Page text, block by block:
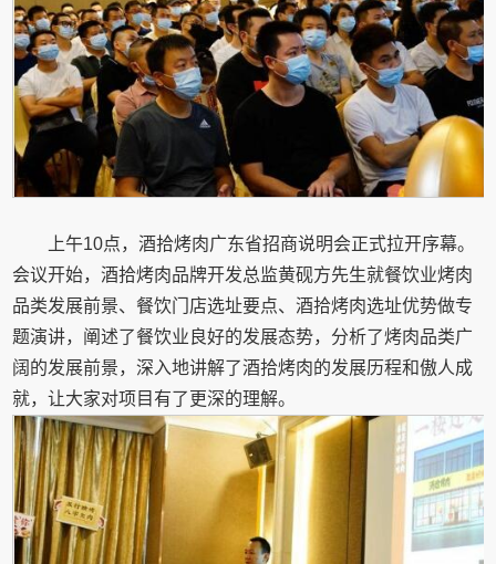
上午10点，酒拾烤肉广东省招商说明会正式拉开序幕。
会议开始，酒拾烤肉品牌开发总监黄砚方先生就餐饮业烤肉
品类发展前景、餐饮门店选址要点、酒拾烤肉选址优势做专
题演讲，阐述了餐饮业良好的发展态势，分析了烤肉品类广
阔的发展前景，深入地讲解了酒拾烤肉的发展历程和傲人成
就，让大家对项目有了更深的理解。